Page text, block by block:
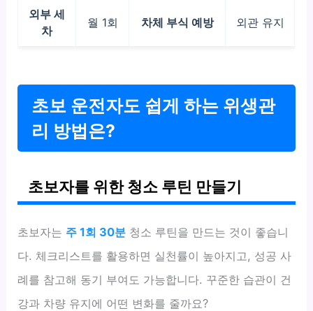
외부 세
차
월 1회 차체 부식 예방 외관 유지
초보 운전자도 쉽게 하는 위생관
리 방법은?
초보자를 위한 청소 루틴 만들기
초보자는 주 1회 30분 청소 루틴을 만드는 것이 좋습니
다. 체크리스트를 활용하면 실천률이 높아지고, 성공 사
례를 참고해 동기 부여도 가능합니다. 꾸준한 습관이 건
강과 차량 유지에 어떤 변화를 줄까요?